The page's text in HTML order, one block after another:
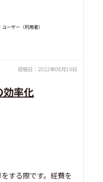
ーザー（利用者）
投稿日： 2022年08月16日
効率化
する際です。経費を